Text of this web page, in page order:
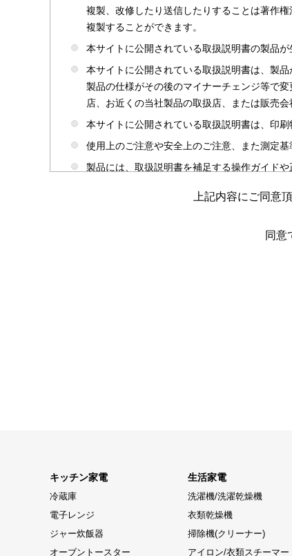
複製、改修したり送信したりすることは著作
複製することができます。
本サイトに公開されている取扱説明書の製品
本サイトに公開されている取扱説明書は、製
製品の仕様がその後のマイナーチェンジ等で
店、お近くの当社製品の取扱店、または販売
本サイトに公開されている取扱説明書は、印
使用上のご注意や安全上のご注意、また測定
製品には、取扱説明書を補足する操作ガイド
本サイトのサービスは予告なく中止または内
場合がありますのであらかじめご了承ください
上記内容にご同意
同意
キッチン家電
冷蔵庫
電子レンジ
ジャー炊飯器
オーブントースター
生活家電
洗濯機/洗濯乾燥機
衣類乾燥機
掃除機(クリーナー)
アイロン/衣類スチーマー